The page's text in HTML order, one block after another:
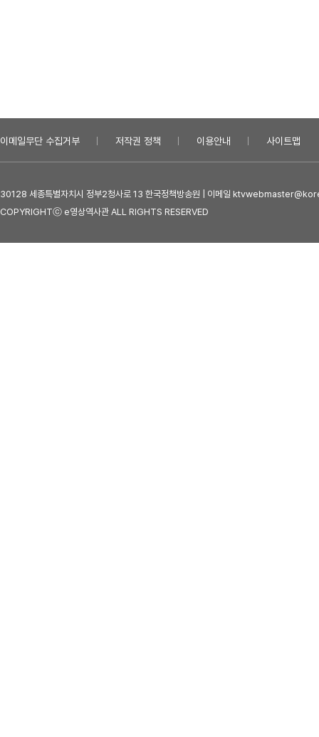
이메일무단 수집거부 저작권 정책 이용안내 사이트맵
30128 세종특별자치시 정부2청사로 13 한국정책방송원 | 이메일
COPYRIGHTⓒ e영상역사관 ALL RIGHTS RESERVED